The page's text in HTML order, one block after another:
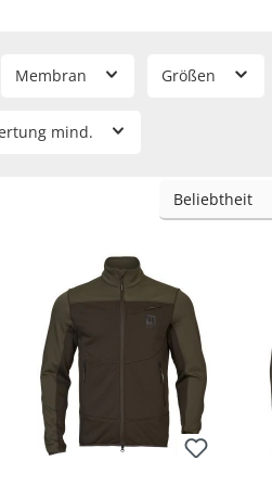
ausreichend Bewegungsfreiheit und
ab, wärmt zuverlässiger,
des Materials sehr weich und
ins Schwitzen oder regnet
als zusätzliche,
sondern insbesondere die
Gore
bei der aktiven Jagd viel
die mittlerweile in verschiedenen
Membran Größen
mind.